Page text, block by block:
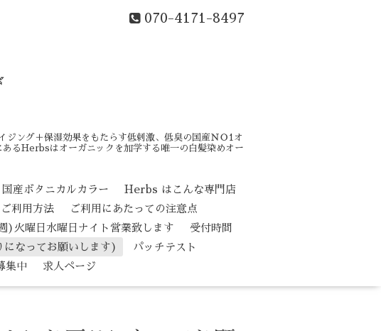
070-4171-8497
ング＋保湿効果をもたらす低刺激、低臭の国産ＮＯ1オ
るHerbsはオーガニックを加学する唯一の白髪染めオー
産ボタニカルカラー
Herbs はこんな専門店
ご利用方法
ご利用にあたっての注意点
)火曜日水曜日ナイト営業致します
受付時間
なってお願いします)
パッチテスト
集中 求人ページ